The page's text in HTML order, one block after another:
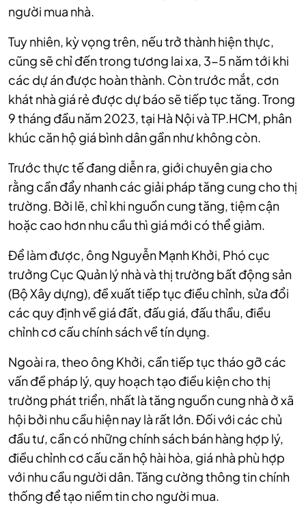
người mua nhà.
Tuy nhiên, kỳ vọng trên, nếu trở thành hiện thực,
cũng sẽ chỉ đến trong tương lai xa, 3-5 năm tới khi
các dự án được hoàn thành. Còn trước mắt, cơn
khát nhà giá rẻ được dự báo sẽ tiếp tục tăng. Trong
9 tháng đầu năm 2023, tại Hà Nội và TP.HCM, phân
khúc căn hộ giá bình dân gần như không còn.
Trước thực tế đang diễn ra, giới chuyên gia cho
rằng cần đẩy nhanh các giải pháp tăng cung cho thị
trường. Bởi lẽ, chỉ khi nguồn cung tăng, tiệm cận
hoặc cao hơn nhu cầu thì giá mới có thể giảm.
Để làm được, ông Nguyễn Mạnh Khởi, Phó cục
trưởng Cục Quản lý nhà và thị trường bất động sản
(Bộ Xây dựng), đề xuất tiếp tục điều chỉnh, sửa đổi
các quy định về giá đất, đấu giá, đấu thầu, điều
chỉnh cơ cấu chính sách về tín dụng.
Ngoài ra, theo ông Khởi, cần tiếp tục tháo gỡ các
vấn đề pháp lý, quy hoạch tạo điều kiện cho thị
trường phát triển, nhất là tăng nguồn cung nhà ở xã
hội bởi nhu cầu hiện nay là rất lớn. Đối với các chủ
đầu tư, cần có những chính sách bán hàng hợp lý,
điều chỉnh cơ cấu căn hộ hài hòa, giá nhà phù hợp
với nhu cầu người dân. Tăng cường thông tin chính
thống để tạo niềm tin cho người mua.